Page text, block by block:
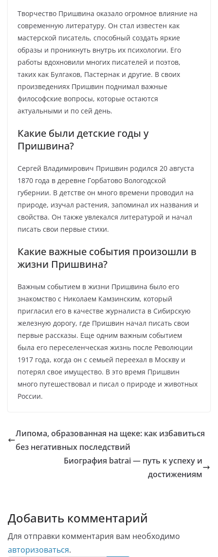
Творчество Пришвина оказало огромное влияние на
современную литературу. Он стал известен как
мастерской писатель, способный создать яркие
образы и проникнуть внутрь их психологии. Его
работы вдохновили многих писателей и поэтов,
таких как Булгаков, Пастернак и другие. В своих
произведениях Пришвин поднимал важные
философские вопросы, которые остаются
актуальными и по сей день.
Какие были детские годы у
Пришвина?
Сергей Владимирович Пришвин родился 20 августа
1870 года в деревне Горбатово Вологодской
губернии. В детстве он много времени проводил на
природе, изучал растения, запоминал их названия и
свойства. Он также увлекался литературой и начал
писать свои первые стихи.
Какие важные события произошли в
жизни Пришвина?
Важным событием в жизни Пришвина было его
знакомство с Николаем Камзинским, который
пригласил его в качестве журналиста в Сибирскую
железную дорогу, где Пришвин начал писать свои
первые рассказы. Еще одним важным событием
была его переселенческая жизнь после Революции
1917 года, когда он с семьей переехал в Москву и
потерял свое имущество. В это время Пришвин
много путешествовал и писал о природе и животных
России.
Липома, образованная на щеке: как избавиться
без негативных последствий
Биография batrai — путь к успеху и
достижениям
Добавить комментарий
Для отправки комментария вам необходимо
авторизоваться.